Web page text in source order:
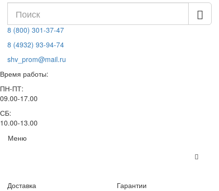
8 (800) 301-37-47
8 (4932) 93-94-74
shv_prom@mail.ru
Время работы:
ПН-ПТ:
09.00-17.00
СБ:
10.00-13.00
Меню
Доставка
Гарантии